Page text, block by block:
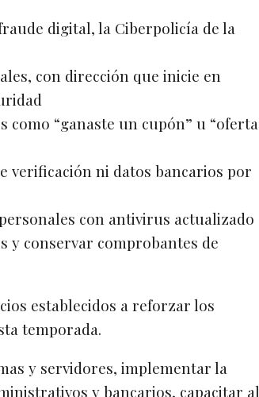
digital, la Ciberpolicía de la
con dirección que inicie en
“ganaste un cupón” u “oferta
ni datos bancarios por
con antivirus actualizado
conservar comprobantes de
establecidos a reforzar los
temporada.
y servidores, implementar la
y bancarios, capacitar al